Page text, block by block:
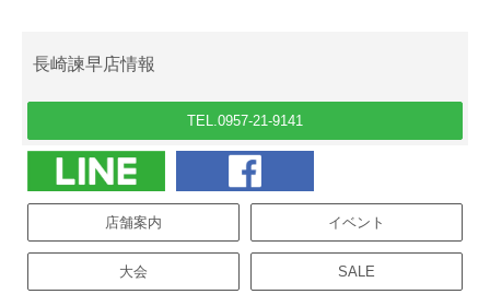
長崎諫早店情報
TEL.0957-21-9141
店舗案内 イベント
大会 SALE